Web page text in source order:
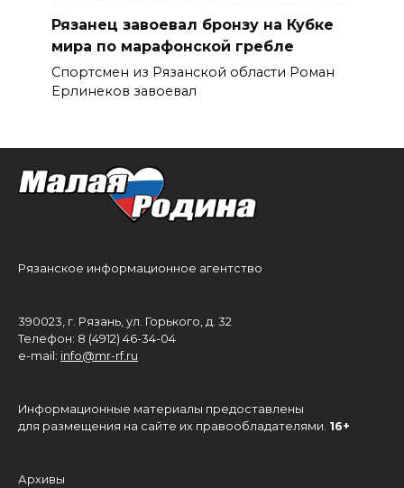
Рязанец завоевал бронзу на Кубке
мира по марафонской гребле
Спортсмен из Рязанской области Роман
Ерлинеков завоевал
Рязанское информационное агентство
390023, г. Рязань, ул. Горького, д. 32
Телефон: 8 (4912) 46-34-04
e-mail: info@mr-rf.ru
Информационные материалы предоставлены
для размещения на сайте их правообладателями. 16+
Архивы